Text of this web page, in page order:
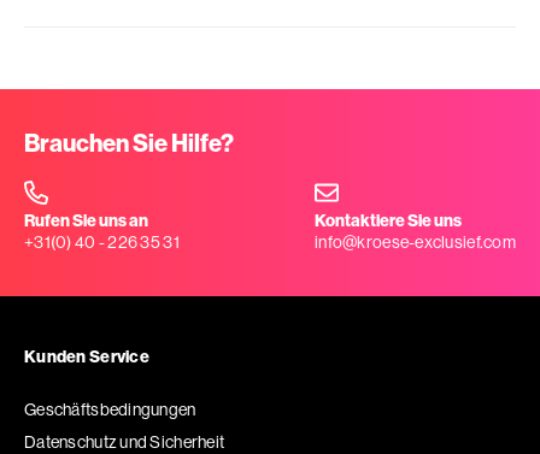
Brauchen Sie Hilfe?
Rufen Sie uns an
+31(0) 40 - 226 35 31
Kontaktiere Sie uns
info@kroese-exclusief.com
Kunden Service
Geschäftsbedingungen
Datenschutz und Sicherheit